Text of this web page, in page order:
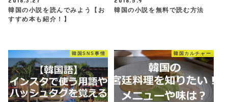
韓国の小説を読んでみよう【お
すすめ本も紹介！】
韓国の小説を無料で読む方法
韓国SNS事情 韓国カルチャー